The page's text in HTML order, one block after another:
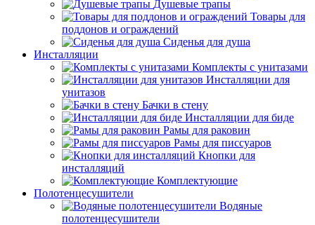
Душевые трапы
Товары для
поддонов и ограждений
Сиденья для душа
Инсталляции
Комплекты с унитазами
Инсталляции для
унитазов
Бачки в стену
Инсталляции для биде
Рамы для раковин
Рамы для писсуаров
Кнопки для
инсталляций
Комплектующие
Полотенцесушители
Водяные
полотенцесушители